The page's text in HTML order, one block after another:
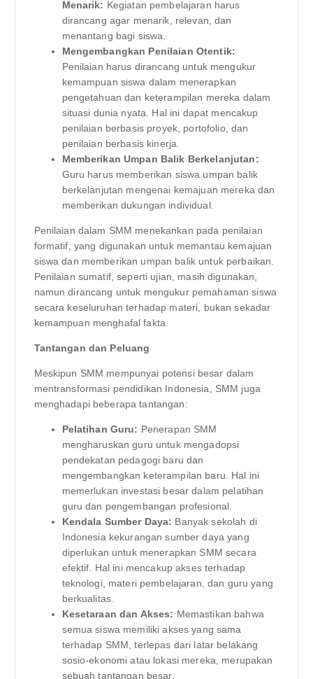
Menarik: Kegiatan pembelajaran harus
dirancang agar menarik, relevan, dan
menantang bagi siswa.
Mengembangkan Penilaian Otentik:
Penilaian harus dirancang untuk mengukur
kemampuan siswa dalam menerapkan
pengetahuan dan keterampilan mereka dalam
situasi dunia nyata. Hal ini dapat mencakup
penilaian berbasis proyek, portofolio, dan
penilaian berbasis kinerja.
Memberikan Umpan Balik Berkelanjutan:
Guru harus memberikan siswa umpan balik
berkelanjutan mengenai kemajuan mereka dan
memberikan dukungan individual.
Penilaian dalam SMM menekankan pada penilaian
formatif, yang digunakan untuk memantau kemajuan
siswa dan memberikan umpan balik untuk perbaikan.
Penilaian sumatif, seperti ujian, masih digunakan,
namun dirancang untuk mengukur pemahaman siswa
secara keseluruhan terhadap materi, bukan sekadar
kemampuan menghafal fakta.
Tantangan dan Peluang
Meskipun SMM mempunyai potensi besar dalam
mentransformasi pendidikan Indonesia, SMM juga
menghadapi beberapa tantangan:
Pelatihan Guru: Penerapan SMM
mengharuskan guru untuk mengadopsi
pendekatan pedagogi baru dan
mengembangkan keterampilan baru. Hal ini
memerlukan investasi besar dalam pelatihan
guru dan pengembangan profesional.
Kendala Sumber Daya: Banyak sekolah di
Indonesia kekurangan sumber daya yang
diperlukan untuk menerapkan SMM secara
efektif. Hal ini mencakup akses terhadap
teknologi, materi pembelajaran, dan guru yang
berkualitas.
Kesetaraan dan Akses: Memastikan bahwa
semua siswa memiliki akses yang sama
terhadap SMM, terlepas dari latar belakang
sosio-ekonomi atau lokasi mereka, merupakan
sebuah tantangan besar.